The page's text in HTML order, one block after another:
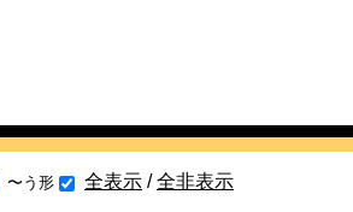
〜う形 全表示 /全非表示